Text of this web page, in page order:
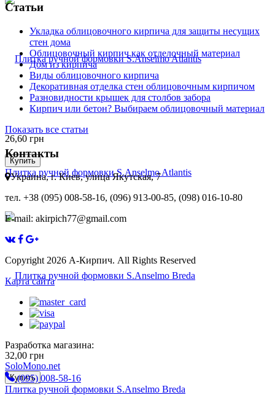
26,60 грн
Купить
Плитка ручной формовки S.Anselmo Atlantis
32,00 грн
Купить
Плитка ручной формовки S.Anselmo Breda
Статьи
Укладка облицовочного кирпича для защиты несущих
стен дома
Облицовочный кирпич как отделочный материал
Дом из кирпича
Виды облицовочного кирпича
Декоративная отделка стен облицовочным кирпичом
Разновидности крышек для столбов забора
Кирпич или бетон? Выбираем облицовочный материал
Показать все статьи
Контакты
Украина, г. Киев, улица Якутская, 7
тел. +38 (095) 008-58-16, (096) 913-00-85, (098) 016-10-80
E-mail: akirpich77@gmail.com
Copyright 2026 А-Кирпич. All Rights Reserved
Карта сайта
Разработка магазина:
SoloMono.net
(095) 008-58-16